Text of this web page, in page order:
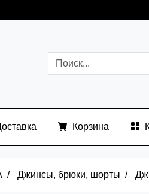
Корзина
Джинсы, брюки, шорты